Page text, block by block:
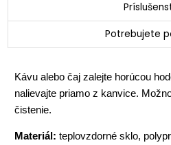
Potrebujete
Kávu alebo čaj zalejte horúcou
nalievajte priamo z kanvice.
čistenie.
Materiál: teplovzdorné sklo,